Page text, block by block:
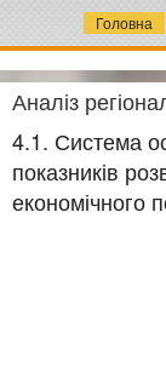
Головна
Аналіз
4.1. Система
показників
економічного